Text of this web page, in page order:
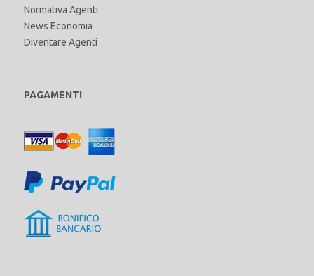
Normativa Agenti
News Economia
Diventare Agenti
PAGAMENTI